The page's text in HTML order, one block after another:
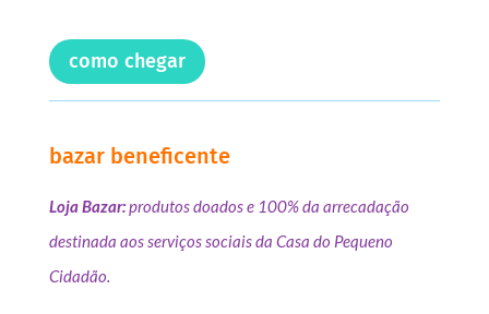
como chegar
bazar beneficente
Loja Bazar:produtos doados e 100% da arrecadação
destinada aos serviços sociais da Casa do Pequeno
Cidadão.